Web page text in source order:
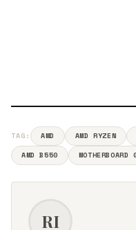
TAG: AMD AMD RYZEN
AMD B550
MOTHERBOARD
RI